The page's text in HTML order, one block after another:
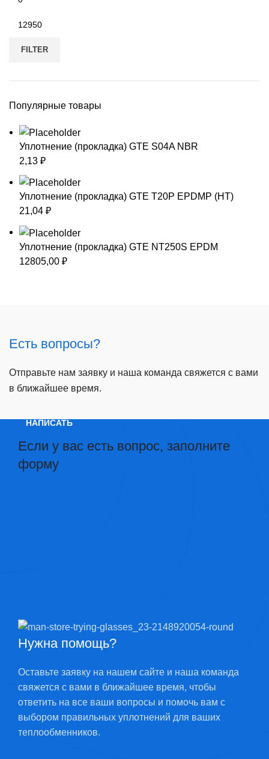
FILTER
Популярные товары
Уплотнение (прокладка) GTE S04A NBR
2,13 ₽
Уплотнение (прокладка) GTE T20P EPDMP (HT)
21,04 ₽
Уплотнение (прокладка) GTE NT250S EPDM
12805,00 ₽
Есть вопросы?
Отправьте нам заявку и наша команда свяжется с вами
в ближайшее время.
НАПИСАТЬ
Если у вас есть вопрос, заполните
форму
Нужна помощь?
Оставьте заявку на нашем сайте и наша команда
свяжется с вами в ближайшее время, чтобы
ответить на все ваши вопросы и помочь вам с
выбором правильных уплотнений для ваших
теплообменников.